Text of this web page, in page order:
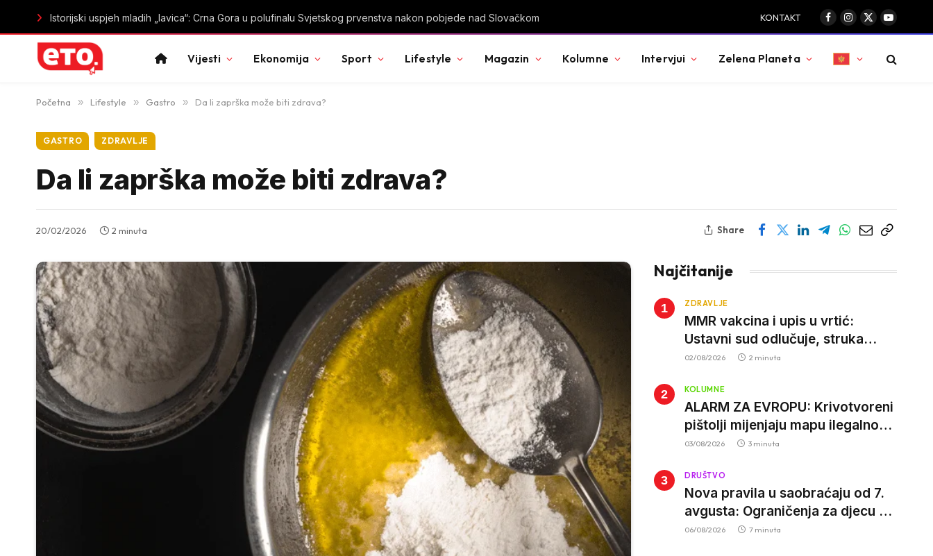
Istorijski uspjeh mladih „lavica“: Crna Gora u polufinalu Svjetskog prvenstva nakon pobjede nad Slovačkom KONTAKT
Facebook
Instagram
X
(Twitter)
YouTube
Vijesti Ekonomija Sport Lifestyle Magazin Kolumne Intervjui Zelena Planeta
Početna » Lifestyle » Gastro » Da li zaprška može biti zdrava?
GASTRO ZDRAVLJE
Da li zaprška može biti zdrava?
20/02/2026 2 minuta Share
Najčitanije
ZDRAVLJE
MMR vakcina i upis u vrtić:
Ustavni sud odlučuje, struka
poziva roditelje da vjeruju nauci
02/08/2026 2 minuta
KOLUMNE
ALARM ZA EVROPU: Krivotvoreni
pištolji mijenjaju mapu ilegalnog
tržišta, istrage ukazuju na
03/08/2026 3 minuta
DRUŠTVO
Nova pravila u saobraćaju od 7.
avgusta: Ograničenja za djecu na
trotinetima i mlade vozače, veće
06/08/2026 7 minuta